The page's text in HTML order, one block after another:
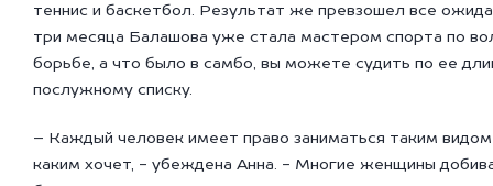
теннис и баскетбол. Результат же превзошел все
три месяца Балашова уже стала мастером спорта по
борьбе, а что было в самбо, вы можете судить по ее
послужному списку.
– Каждый человек имеет право заниматься таким видом
каким хочет, - убеждена Анна. - Многие женщины